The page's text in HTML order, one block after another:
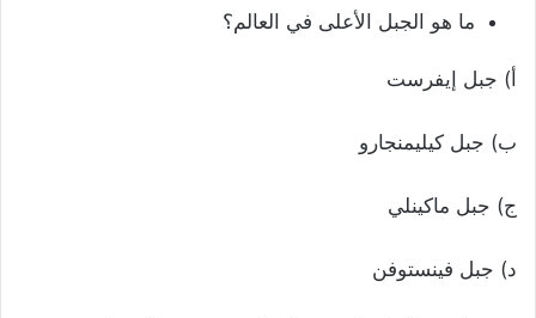
ما هو الجبل الأعلى في العالم؟
أ) جبل إيفرست
ب) جبل كيليمنجارو
ج) جبل ماكينلي
د) جبل فينستوفن